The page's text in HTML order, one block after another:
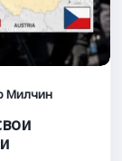
Милчин